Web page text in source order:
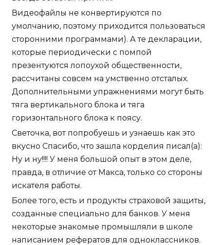
Видеофайлы не конвертируются по
умолчанию, поэтому приходится пользоваться
сторонними программами). А те декларации,
которые периодически с помпой
презентуются лопоухой общественности,
рассчитаны совсем на умственно отсталых.
Дополнительными упражнениями могут быть
тяга вертикального блока и тяга
горизонтального блока к поясу.
Светочка, вот попробуешь и узнаешь как это
вкусно Спасибо, что зашла корделия писал(а):
Ну и ну!!!! У меня большой опыт в этом деле,
правда, в отличие от Макса, только со стороны
искателя работы.
Более того, есть и продукты страховой защиты,
созданные специально для банков. У меня
некоторые знакомые промышляли в школе
написанием рефератов для одноклассников.